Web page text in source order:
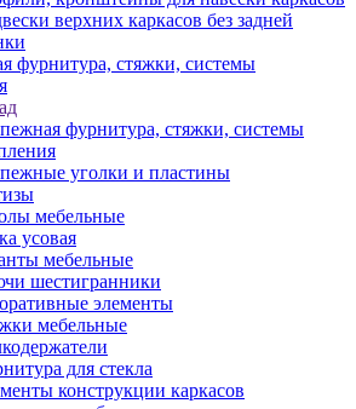
верхних каркасов без задней
фурнитура, стяжки, системы
фурнитура, стяжки, системы
уголки и пластины
мебельные
усовая
мебельные
шестигранники
элементы
мебельные
для стекла
конструкции каркасов